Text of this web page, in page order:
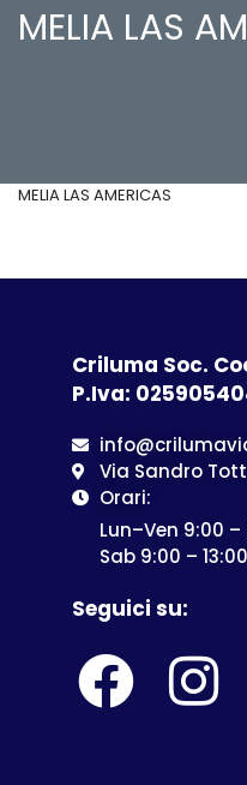
MELIA LAS
MELIA LAS AMERICAS
Criluma Soc.
P.Iva:
Via Sandro
Orari:
Lun–Ven 9:00 –
Sab 9:00 –
Seguici su: